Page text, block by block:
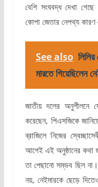
বেশি সংঘবদ্ধ দেখা
কোপা জেতার নেপথ্য কারণ
See also
মারতে গিয়েছিলেন
জাতীয় দলের অনুশীলনে
করেছেন, পিএসজিকে
ব্রাজিলে নিজের
আগেই এই অনুষ্ঠানের কথা
তা পেছানো সম্ভব ছিল
নয়, নেইমারকে ছেড়ে